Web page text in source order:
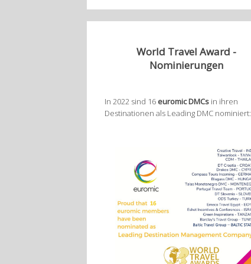
World Travel Award -
Nominierungen
In 2022 sind 16 euromic DMCs in ihren
Destinationen als Leading DMC nominiert: